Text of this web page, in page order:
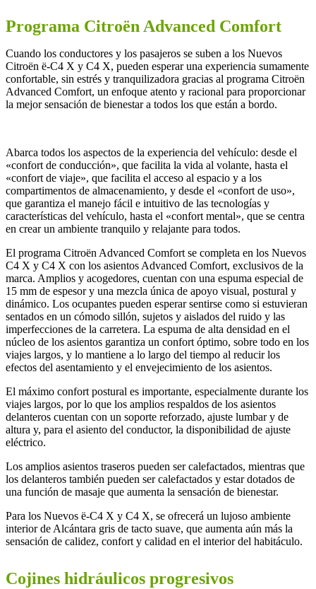
Programa Citroën Advanced Comfort
Cuando los conductores y los pasajeros se suben a los Nuevos
Citroën ë-C4 X y C4 X, pueden esperar una experiencia sumamente
confortable, sin estrés y tranquilizadora gracias al programa Citroën
Advanced Comfort, un enfoque atento y racional para proporcionar
la mejor sensación de bienestar a todos los que están a bordo.
Abarca todos los aspectos de la experiencia del vehículo: desde el
«confort de conducción», que facilita la vida al volante, hasta el
«confort de viaje», que facilita el acceso al espacio y a los
compartimentos de almacenamiento, y desde el «confort de uso»,
que garantiza el manejo fácil e intuitivo de las tecnologías y
características del vehículo, hasta el «confort mental», que se centra
en crear un ambiente tranquilo y relajante para todos.
El programa Citroën Advanced Comfort se completa en los Nuevos
C4 X y C4 X con los asientos Advanced Comfort, exclusivos de la
marca. Amplios y acogedores, cuentan con una espuma especial de
15 mm de espesor y una mezcla única de apoyo visual, postural y
dinámico. Los ocupantes pueden esperar sentirse como si estuvieran
sentados en un cómodo sillón, sujetos y aislados del ruido y las
imperfecciones de la carretera. La espuma de alta densidad en el
núcleo de los asientos garantiza un confort óptimo, sobre todo en los
viajes largos, y lo mantiene a lo largo del tiempo al reducir los
efectos del asentamiento y el envejecimiento de los asientos.
El máximo confort postural es importante, especialmente durante los
viajes largos, por lo que los amplios respaldos de los asientos
delanteros cuentan con un soporte reforzado, ajuste lumbar y de
altura y, para el asiento del conductor, la disponibilidad de ajuste
eléctrico.
Los amplios asientos traseros pueden ser calefactados, mientras que
los delanteros también pueden ser calefactados y estar dotados de
una función de masaje que aumenta la sensación de bienestar.
Para los Nuevos ë-C4 X y C4 X, se ofrecerá un lujoso ambiente
interior de Alcántara gris de tacto suave, que aumenta aún más la
sensación de calidez, confort y calidad en el interior del habitáculo.
Cojines hidráulicos progresivos